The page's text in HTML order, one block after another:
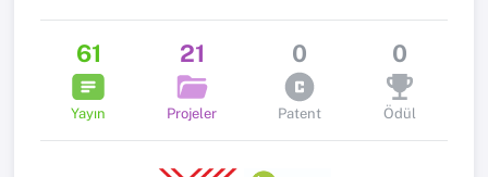
61
Yayın
21
Projeler
0
Patent
0
Ödül